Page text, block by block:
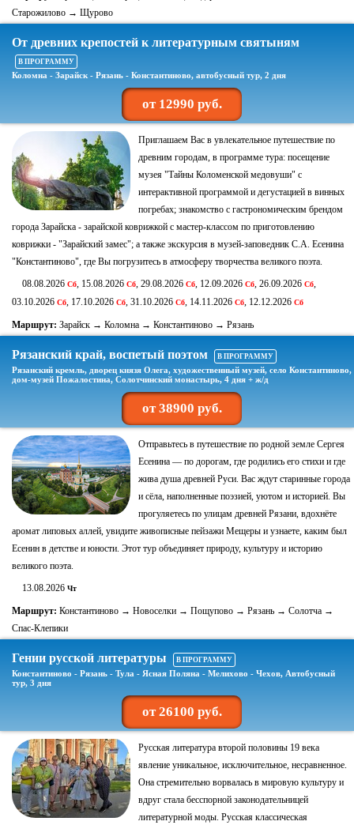
Старожилово → Щурово
От древних крепостей к литературным святыням
В ПРОГРАММУ
Коломна - Зарайск - Рязань - Константиново, автобусный тур, 2 дня
от 12990 руб.
Приглашаем Вас в увлекательное путешествие по
древним городам, в программе тура: посещение
музея "Тайны Коломенской медовуши" с
интерактивной программой и дегустацией в винных
погребах; знакомство с гастрономическим брендом
города Зарайска - зарайской коврижкой с мастер-классом по приготовлению
коврижки - "Зарайский замес"; а также экскурсия в музей-заповедник С.А. Есенина
"Константиново", где Вы погрузитесь в атмосферу творчества великого поэта.
08.08.2026 Сб, 15.08.2026 Сб, 29.08.2026 Сб, 12.09.2026 Сб, 26.09.2026 Сб,
03.10.2026 Сб, 17.10.2026 Сб, 31.10.2026 Сб, 14.11.2026 Сб, 12.12.2026 Сб
Маршрут: Зарайск → Коломна → Константиново → Рязань
Рязанский край, воспетый поэтом В ПРОГРАММУ
Рязанский кремль, дворец князя Олега, художественный музей, село Константиново,
дом-музей Пожалостина, Солотчинский монастырь, 4 дня + ж/д
от 38900 руб.
Отправьтесь в путешествие по родной земле Сергея
Есенина — по дорогам, где родились его стихи и где
жива душа древней Руси. Вас ждут старинные города
и сёла, наполненные поэзией, уютом и историей. Вы
прогуляетесь по улицам древней Рязани, вдохнёте
аромат липовых аллей, увидите живописные пейзажи Мещеры и узнаете, каким был
Есенин в детстве и юности. Этот тур объединяет природу, культуру и историю
великого поэта.
13.08.2026 Чт
Маршрут: Константиново → Новоселки → Пощупово → Рязань → Солотча →
Спас-Клепики
Гении русской литературы В ПРОГРАММУ
Константиново - Рязань - Тула - Ясная Поляна - Мелихово - Чехов, Автобусный
тур, 3 дня
от 26100 руб.
Русская литература второй половины 19 века
явление уникальное, исключительное, несравненное.
Она стремительно ворвалась в мировую культуру и
вдруг стала бесспорной законодательницей
литературной моды. Русская классическая